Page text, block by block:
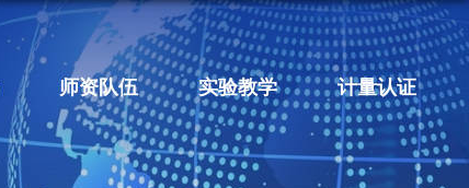
师资队伍 实验教学 计量认证